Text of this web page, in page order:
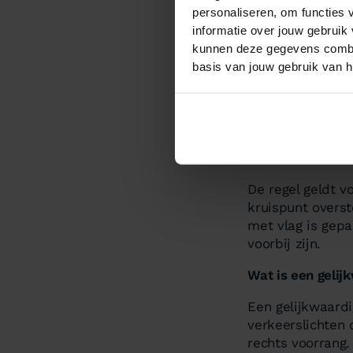
personaliseren, om functies
informatie over jouw
kunnen deze gegevens
basis van jouw gebruik van
borden,
niet als je van
De regel geldt
kruispunt
met vlag is
voorbij zijn.
Wat is een
Een
verkeerslichten
rechts